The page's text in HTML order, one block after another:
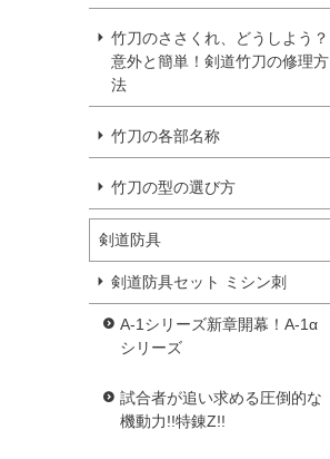
竹刀のささくれ、どうしよう？
意外と簡単！剣道竹刀の修理方
法
竹刀の各部名称
竹刀の型の選び方
剣道防具
剣道防具セット ミシン刺
A-1シリーズ新章開幕！A-1α
シリーズ
試合者が追い求める圧倒的な
機動力!!特錬Z!!